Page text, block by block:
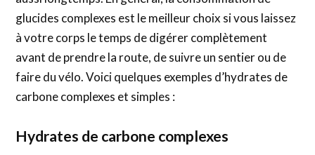
glucides complexes est le meilleur choix si vous laissez
à votre corps le temps de digérer complètement
avant de prendre la route, de suivre un sentier ou de
faire du vélo. Voici quelques exemples d’hydrates de
carbone complexes et simples :
Hydrates de carbone complexes